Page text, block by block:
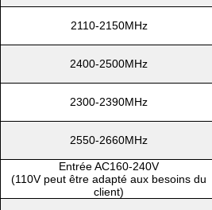
2110-2150MHz
2400-2500MHz
2300-2390MHz
2550-2660MHz
Entrée AC160-240V
(110V peut être adapté aux besoins du
client)